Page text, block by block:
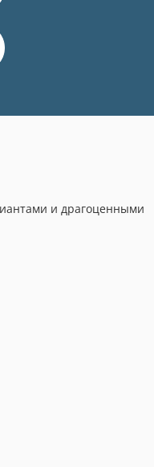
и драгоценными